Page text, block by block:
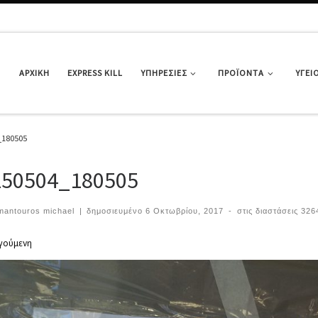
ΑΡΧΙΚΉ EXPRESS KILL ΥΠΗΡΕΣΊΕΣ ΠΡΟΪΌΝΤΑ
michael δημοσιευμένο6 Οκτωβρίου, 2017 - στις διαστάσεις
εικόνων